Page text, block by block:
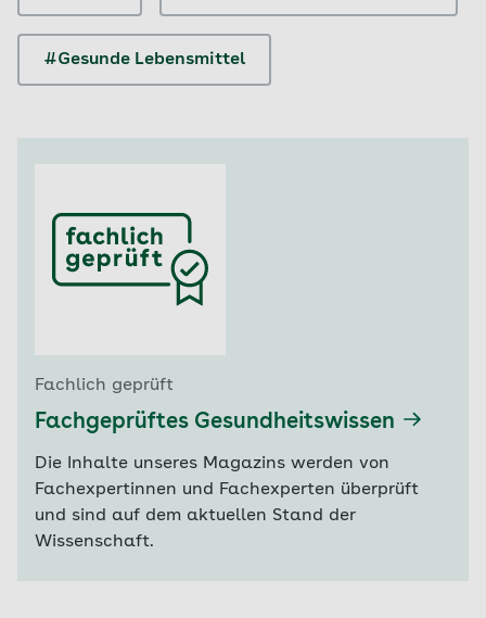
#Gesunde Lebensmittel
Fachlich geprüft
Fachgeprüftes Gesundheitswissen
Die Inhalte unseres Magazins werden von
Fachexpertinnen und Fachexperten überprüft
und sind auf dem aktuellen Stand der
Wissenschaft.